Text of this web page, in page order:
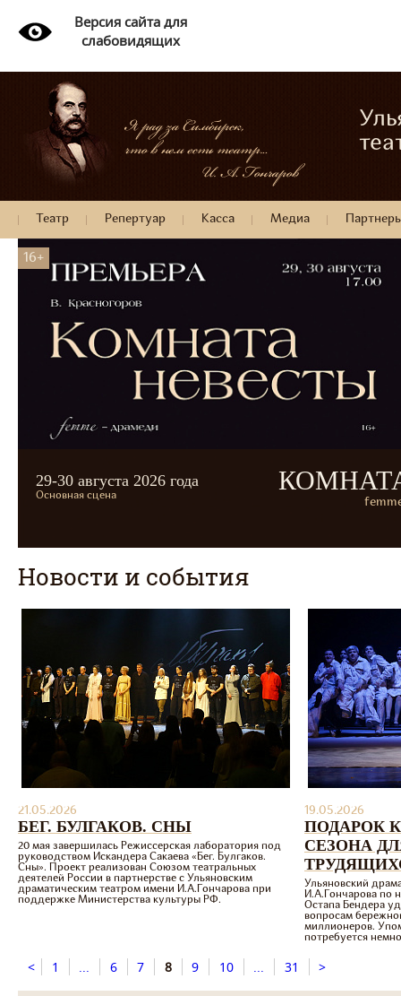
Версия сайта для
слабовидящих
Театр Репертуар Касса Медиа
16+
29-30 августа 2026 года
Основная сцена
Новости и события
21.05.2026
БЕГ. БУЛГАКОВ. СНЫ
20 мая завершилась Режиссерская лаборатория под
руководством Искандера Сакаева «Бег. Булгаков.
Сны». Проект реализован Союзом театральных
деятелей России в партнерстве с Ульяновским
драматическим театром имени И.А.Гончарова при
поддержке Министерства культуры РФ.
19.05.2026
ПОДАРОК
СЕЗОНА
Ульяновский
И.А.Гончарова по
Остапа Бендера
вопросам
миллионеров.
потребуется
< 1 ... 6 7 8 9 10 ... 31 >